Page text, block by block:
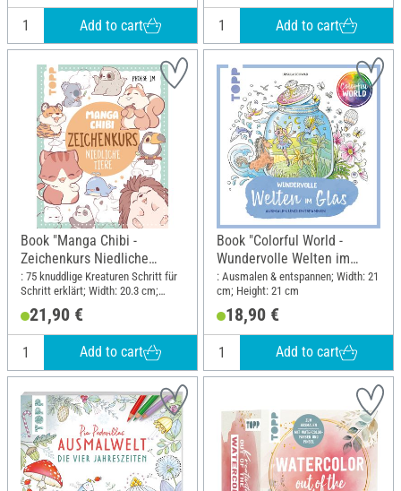
Add to cart Add to cart
Book "Manga Chibi -
Zeichenkurs Niedliche
Tiere"
: 75 knuddlige Kreaturen Schritt für
Schritt erklärt; Width: 20.3 cm;
21,90 €
Add to cart
Book "Colorful World -
Wundervolle Welten im
Glas"
: Ausmalen & entspannen; Width: 21
cm; Height: 21 cm
18,90 €
Add to cart